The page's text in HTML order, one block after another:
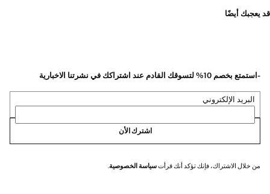
قد يعجبك أيضًا
-استمتع بخصم 10% لتسوقك القادم عند اشتراكك في نشرتنا الاخبارية
البريد الإلكتروني
اشترك الأن
من خلال الاشتراك، فإنك تؤكد أنك قرأتسياسة الخصوصية.